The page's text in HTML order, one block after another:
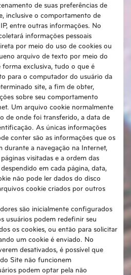
de suas preferências de
inclusive o comportamento de
entre outras informações. No
informações pessoais
por meio do uso de cookies ou
arquivo de texto por meio do
exclusiva, tudo o que é
para o computador do usuário da
site, a fim de obter,
sobre seu comportamento
Um arquivo cookie normalmente
de onde foi transferido, a data de
As únicas informações
conter são as informações que os
durante a navegação na Internet,
visitadas e a ordem das
em cada página, data,
não pode ler dados do disco
cookie criados por outros
são inicialmente configurados
usuários podem redefinir seu
os cookies, ou então para solicitar
um cookie é enviado. No
desativados, é possível que
Site não funcionem
podem optar pela não